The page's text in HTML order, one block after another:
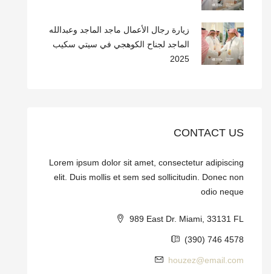
زيارة رجال الأعمال ماجد الماجد وعبدالله
الماجد لجناح الكوهجي في سيتي سكيب
2025
CONTACT US
Lorem ipsum dolor sit amet, consectetur adipiscing
elit. Duis mollis et sem sed sollicitudin. Donec non
odio neque
989 East Dr. Miami, 33131 FL
(390) 746 4578
houzez@email.com